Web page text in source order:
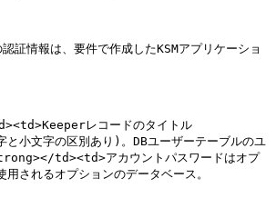
情報は、要件で作成したKSMアプリケーショ
レコードのタイトル
字の区別あり)。DBユーザーテーブルのユ
td><td>アカウントパスワードはオプ
れるオプションのデータベース。